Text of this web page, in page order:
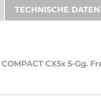
TECHNISCHE DATEN
CX5x 5-Gg.